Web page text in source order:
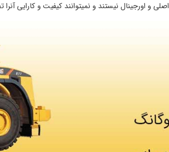
و اورجینال نیستند و نمیتوانند کیفیت و کارایی